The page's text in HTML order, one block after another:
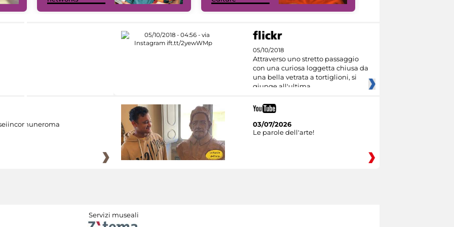
05/10/2018
Attraverso uno stretto passaggio
con una curiosa loggetta chiusa da
una bella vetrata a tortiglioni, si
giunge all'ultima
03/07/2026
Le parole dell'arte!
Servizi museali